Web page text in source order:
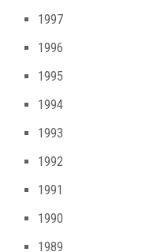
1997
1996
1995
1994
1993
1992
1991
1990
1989